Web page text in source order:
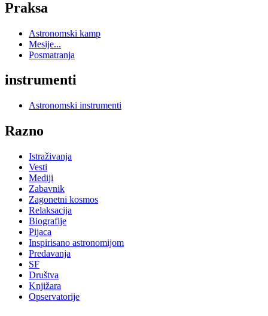
Praksa
Astronomski kamp
Mesije...
Posmatranja
instrumenti
Astronomski instrumenti
Razno
Istraživanja
Vesti
Mediji
Zabavnik
Zagonetni kosmos
Relaksacija
Biografije
Pijaca
Inspirisano astronomijom
Predavanja
SF
Društva
Knjižara
Opservatorije